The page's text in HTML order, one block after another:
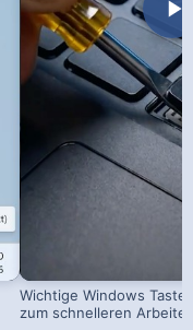
Wichtige Windows
zum schnelleren